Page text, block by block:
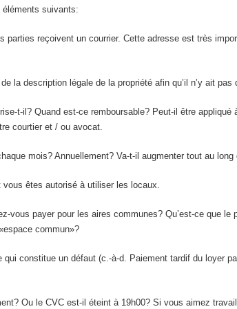
éléments suivants:
parties reçoivent un courrier. Cette adresse est très
la description légale de la propriété afin qu’il n’y ait
t-il? Quand est-ce remboursable? Peut-il être
courtier et / ou avocat.
mois? Annuellement? Va-t-il augmenter tout au
êtes autorisé à utiliser les locaux.
vous payer pour les aires communes? Qu’est-ce que le
commun»?
constitue un défaut (c.-à-d. Paiement tardif du loyer
Ou le CVC est-il éteint à 19h00? Si vous aimez